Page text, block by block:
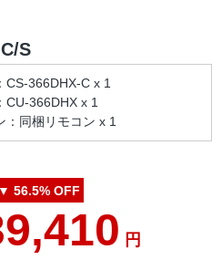
S
CS-366DHX-C x 1
CU-366DHX x 1
：同梱リモコン x 1
▼ 56.5% OFF
円